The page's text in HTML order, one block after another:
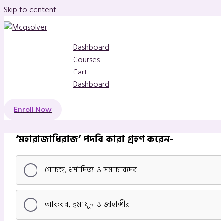
Skip to content
Dashboard
Courses
Cart
Dashboard
Enroll Now
‘মহারাজাধিরাজ’ পদবি কারা গ্রহণ করেন-
গোচন্দ্র, ধর্মাদিত্য ও সমাচারদেব
আকবর, হুমায়ুন ও জাহাঙ্গীর